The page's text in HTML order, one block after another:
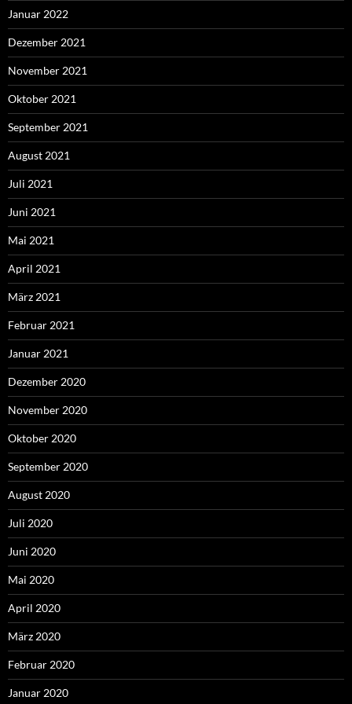
Januar 2022
Dezember 2021
November 2021
Oktober 2021
September 2021
August 2021
Juli 2021
Juni 2021
Mai 2021
April 2021
März 2021
Februar 2021
Januar 2021
Dezember 2020
November 2020
Oktober 2020
September 2020
August 2020
Juli 2020
Juni 2020
Mai 2020
April 2020
März 2020
Februar 2020
Januar 2020